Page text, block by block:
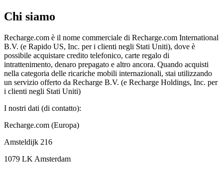
Chi siamo
Recharge.com è il nome commerciale di Recharge.com International
B.V. (e Rapido US, Inc. per i clienti negli Stati Uniti), dove è
possibile acquistare credito telefonico, carte regalo di
intrattenimento, denaro prepagato e altro ancora. Quando acquisti
nella categoria delle ricariche mobili internazionali, stai utilizzando
un servizio offerto da Recharge B.V. (e Recharge Holdings, Inc. per
i clienti negli Stati Uniti)
I nostri dati (di contatto):
Recharge.com (Europa)
Amsteldijk 216
1079 LK Amsterdam